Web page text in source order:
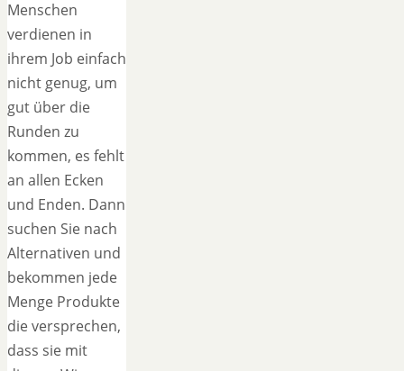
Menschen
verdienen in
ihrem Job einfach
nicht genug, um
gut über die
Runden zu
kommen, es fehlt
an allen Ecken
und Enden. Dann
suchen Sie nach
Alternativen und
bekommen jede
Menge Produkte
die versprechen,
dass sie mit